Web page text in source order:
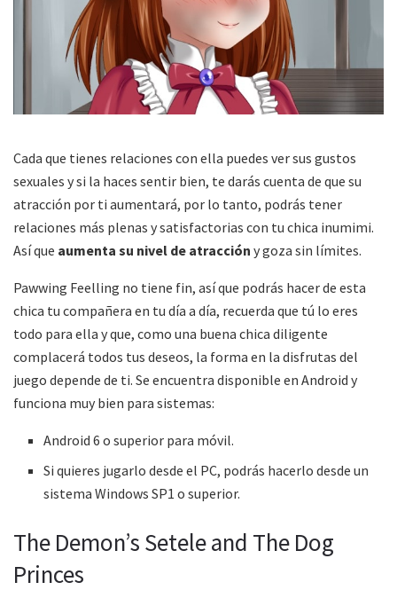
Cada que tienes relaciones con ella puedes ver sus gustos
sexuales y si la haces sentir bien, te darás cuenta de que su
atracción por ti aumentará, por lo tanto, podrás tener
relaciones más plenas y satisfactorias con tu chica inumimi.
Así que aumenta su nivel de atracción y goza sin límites.
Pawwing Feelling no tiene fin, así que podrás hacer de esta
chica tu compañera en tu día a día, recuerda que tú lo eres
todo para ella y que, como una buena chica diligente
complacerá todos tus deseos, la forma en la disfrutas del
juego depende de ti. Se encuentra disponible en Android y
funciona muy bien para sistemas:
Android 6 o superior para móvil.
Si quieres jugarlo desde el PC, podrás hacerlo desde un
sistema Windows SP1 o superior.
The Demon’s Setele and The Dog
Princes